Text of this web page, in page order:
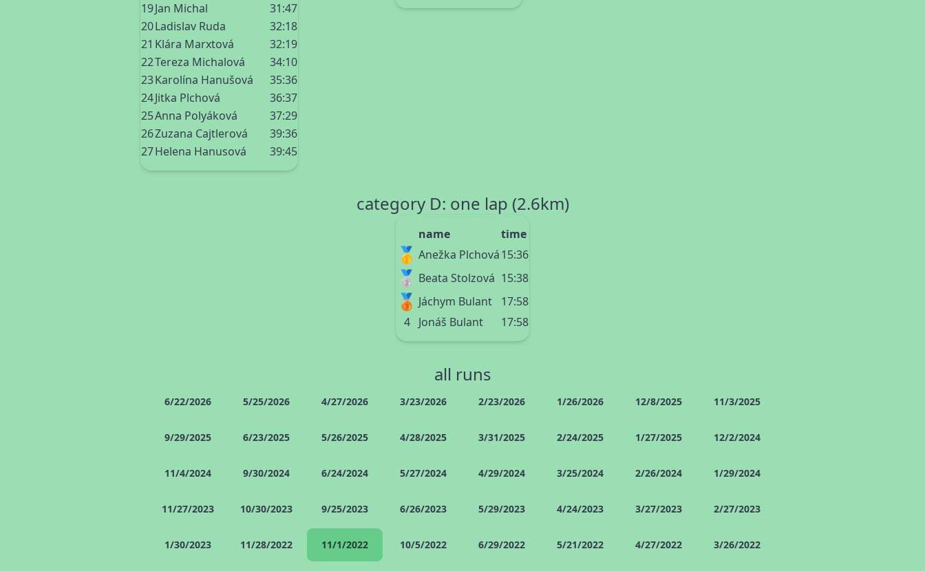
19Jan Michal
31:47
20Ladislav Ruda
32:18
21 Klára Marxtová
32:19
22Tereza Michalová
34:10
23Karolína Hanušová
35:36
24Jitka Plchová
36:37
25Anna Polyáková
37:29
26Zuzana Cajtlerová
39:36
27Helena Hanusová 39:45
category D: one lap (2.6km)
name time
🥇 Anežka Plchová15:36
🥈 Beata Stolzová 15:38
🥉 Jáchym Bulant
17:58
4
Jonáš Bulant 17:58
all runs
6/22/2026 5/25/2026 4/27/2026 3/23/2026 2/23/2026 1/26/2026 12/8/2025 11/3/2025
9/29/2025 6/23/2025 5/26/2025 4/28/2025 3/31/2025 2/24/2025 1/27/2025 12/2/2024
11/4/2024 9/30/2024 6/24/2024 5/27/2024 4/29/2024 3/25/2024 2/26/2024 1/29/2024
11/27/2023 10/30/2023 9/25/2023 6/26/2023 5/29/2023 4/24/2023 3/27/2023 2/27/2023
1/30/2023 11/28/2022 11/1/2022 10/5/2022 6/29/2022 5/21/2022 4/27/2022 3/26/2022